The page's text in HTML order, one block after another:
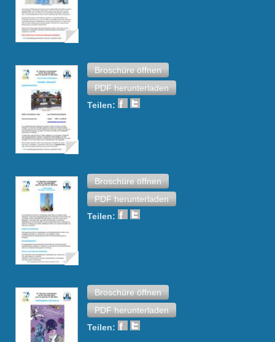
Broschüre öffnen
PDF herunterladen
Teilen:
Broschüre öffnen
PDF herunterladen
Teilen:
Broschüre öffnen
PDF herunterladen
Teilen: